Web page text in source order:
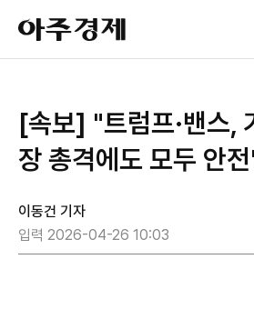
아
주
경
[속보] "트럼프·밴스,
장 총격에도 모두 안
이동건 기자
입력 2026-04-26 10:03